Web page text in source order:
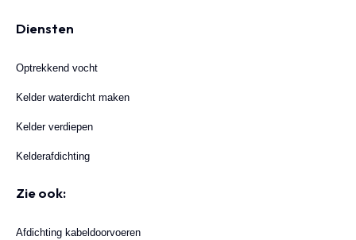
Diensten
Optrekkend vocht
Kelder waterdicht maken
Kelder verdiepen
Kelderafdichting
Zie ook:
Afdichting kabeldoorvoeren